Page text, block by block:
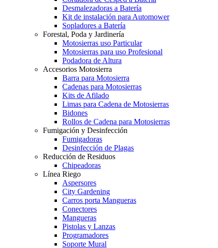
Desmalezadoras a Batería
Kit de instalación para Automower
Sopladores a Batería
Forestal, Poda y Jardinería
Motosierras uso Particular
Motosierras para uso Profesional
Podadora de Altura
Accesorios Motosierra
Barra para Motosierra
Cadenas para Motosierras
Kits de Afilado
Limas para Cadena de Motosierras
Bidones
Rollos de Cadena para Motosierras
Fumigación y Desinfección
Fumigadoras
Desinfección de Plagas
Reducción de Residuos
Chipeadoras
Línea Riego
Aspersores
City Gardening
Carros porta Mangueras
Conectores
Mangueras
Pistolas y Lanzas
Programadores
Soporte Mural